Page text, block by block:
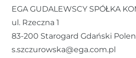
EGA GUDALEWSCY SPÓŁKA
ul. Rzeczna 1
83-200 Starogard Gdański Polen
s.szczurowska@ega.com.pl